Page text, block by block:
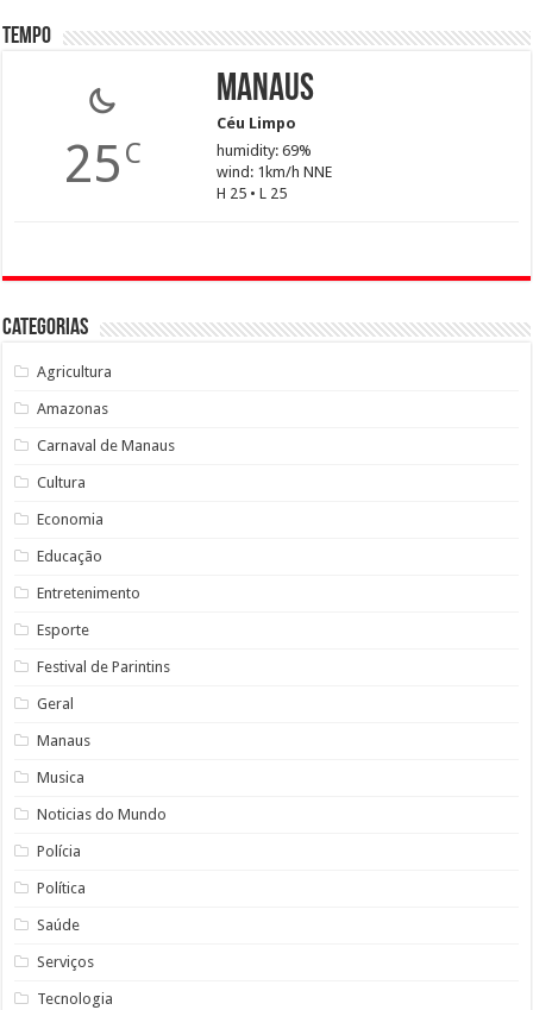
Tempo
25 C
Manaus
Céu Limpo
humidity: 69%
wind: 1km/h NNE
H 25 • L 25
Categorias
Agricultura
Amazonas
Carnaval de Manaus
Cultura
Economia
Educação
Entretenimento
Esporte
Festival de Parintins
Geral
Manaus
Musica
Noticias do Mundo
Polícia
Política
Saúde
Serviços
Tecnologia